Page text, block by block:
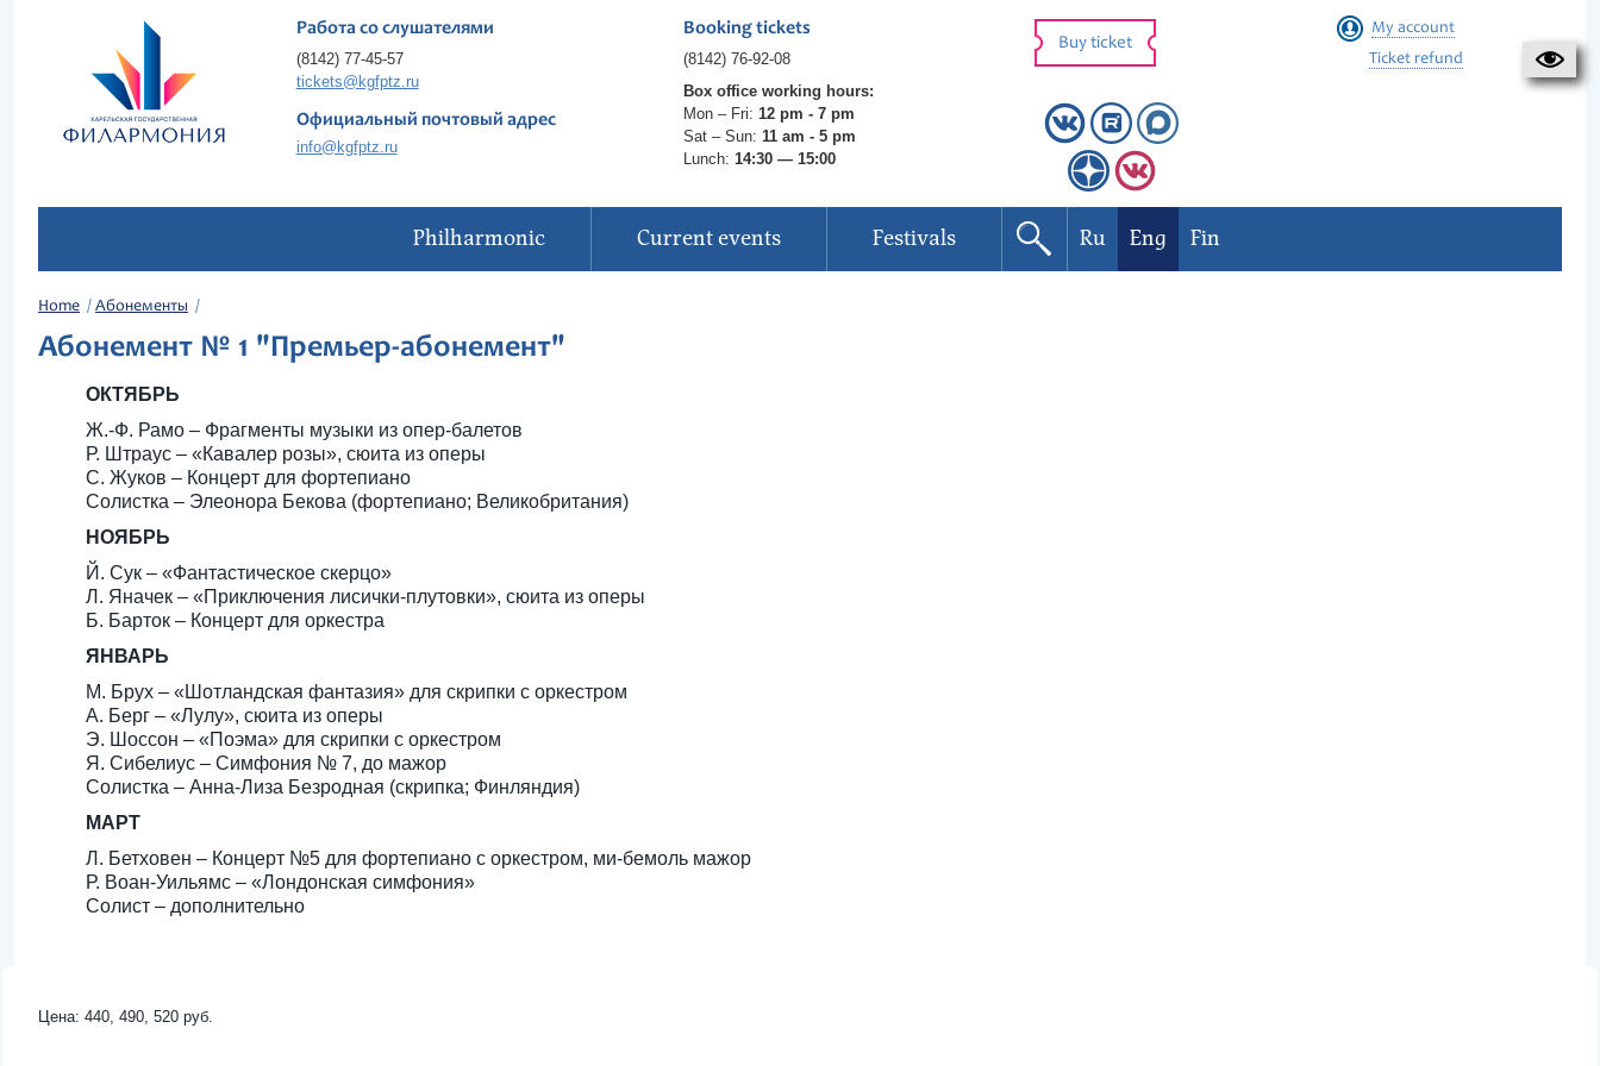
Работа со слушателями
(8142) 77-45-57
tickets@kgfptz.ru
Официальный почтовый адрес
info@kgfptz.ru
Booking tickets
(8142) 76-92-08
Box office working hours:
Mon – Fri: 12 pm - 7 pm
Sat – Sun: 11 am - 5 pm
Lunch: 14:30 — 15:00
Buy ticket
My account
Ticket refund
Philharmonic Current events Festivals Ru Eng Fin
Home Абонементы
Абонемент № 1 "Премьер-абонемент"
ОКТЯБРЬ
Ж.-Ф. Рамо – Фрагменты музыки из опер-балетов
Р. Штраус – «Кавалер розы», сюита из оперы
С. Жуков – Концерт для фортепиано
Солистка – Элеонора Бекова (фортепиано; Великобритания)
НОЯБРЬ
Й. Сук – «Фантастическое скерцо»
Л. Яначек – «Приключения лисички-плутовки», сюита из оперы
Б. Барток – Концерт для оркестра
ЯНВАРЬ
М. Брух – «Шотландская фантазия» для скрипки с оркестром
А. Берг – «Лулу», сюита из оперы
Э. Шоссон – «Поэма» для скрипки с оркестром
Я. Сибелиус – Симфония № 7, до мажор
Солистка – Анна-Лиза Безродная (скрипка; Финляндия)
МАРТ
Л. Бетховен – Концерт №5 для фортепиано с оркестром, ми-бемоль мажор
Р. Воан-Уильямс – «Лондонская симфония»
Солист – дополнительно
Цена: 440, 490, 520 руб.